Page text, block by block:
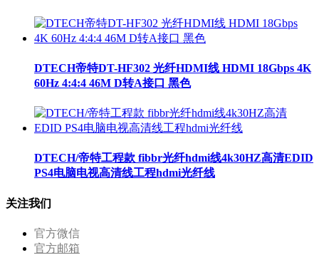
DTECH帝特DT-HF302 光纤HDMI线 HDMI 18Gbps 4K
60Hz 4:4:4 46M D转A接口 黑色
DTECH/帝特工程款 fibbr光纤hdmi线4k30HZ高清EDID
PS4电脑电视高清线工程hdmi光纤线
关注我们
官方微信
官方邮箱